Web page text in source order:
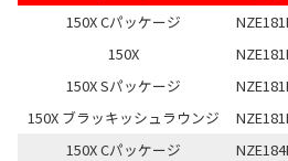
150X Cパッケージ
150X
150X Sパッケージ
150X ブラッキッシュラウンジ
150X Cパッケージ